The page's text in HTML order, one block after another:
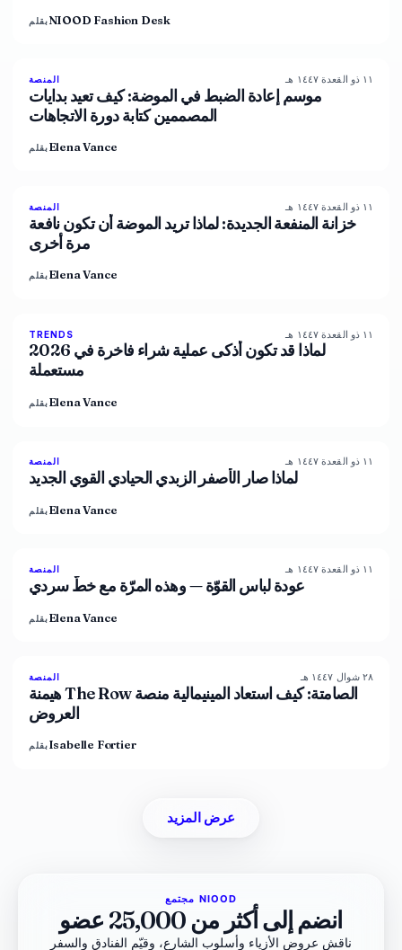
بقلمNIOOD Fashion Desk
88% 72 المنصة ١١ ذو القعدة ١٤٤٧ هـ
موسم إعادة الضبط في الموضة: كيف تعيد بدايات
المصممين كتابة دورة الاتجاهات
بقلمElena Vance
87% 67 المنصة ١١ ذو القعدة ١٤٤٧ هـ
خزانة المنفعة الجديدة: لماذا تريد الموضة أن تكون نافعة
مرة أخرى
بقلمElena Vance
89% 77
TRENDS ١١ ذو القعدة ١٤٤٧ هـ
لماذا قد تكون أذكى عملية شراء فاخرة في 2026
مستعملة
بقلمElena Vance
86% 60 المنصة ١١ ذو القعدة ١٤٤٧ هـ
لماذا صار الأصفر الزبدي الحيادي القوي الجديد
بقلمElena Vance
86% 62 المنصة ١١ ذو القعدة ١٤٤٧ هـ
عودة لباس القوّة — وهذه المرّة مع خطّ سردي
بقلمElena Vance
93 % 67 المنصة ٢٨ شوال ١٤٤٧ هـ
هيمنة The Row الصامتة: كيف استعاد المينيمالية منصة
العروض
بقلمIsabelle Fortier
عرض المزيد
مجتمع NIOOD
انضم إلى أكثر من 25,000 عضو
ناقش عروض الأزياء وأسلوب الشارع، وقيّم الفنادق والسفر